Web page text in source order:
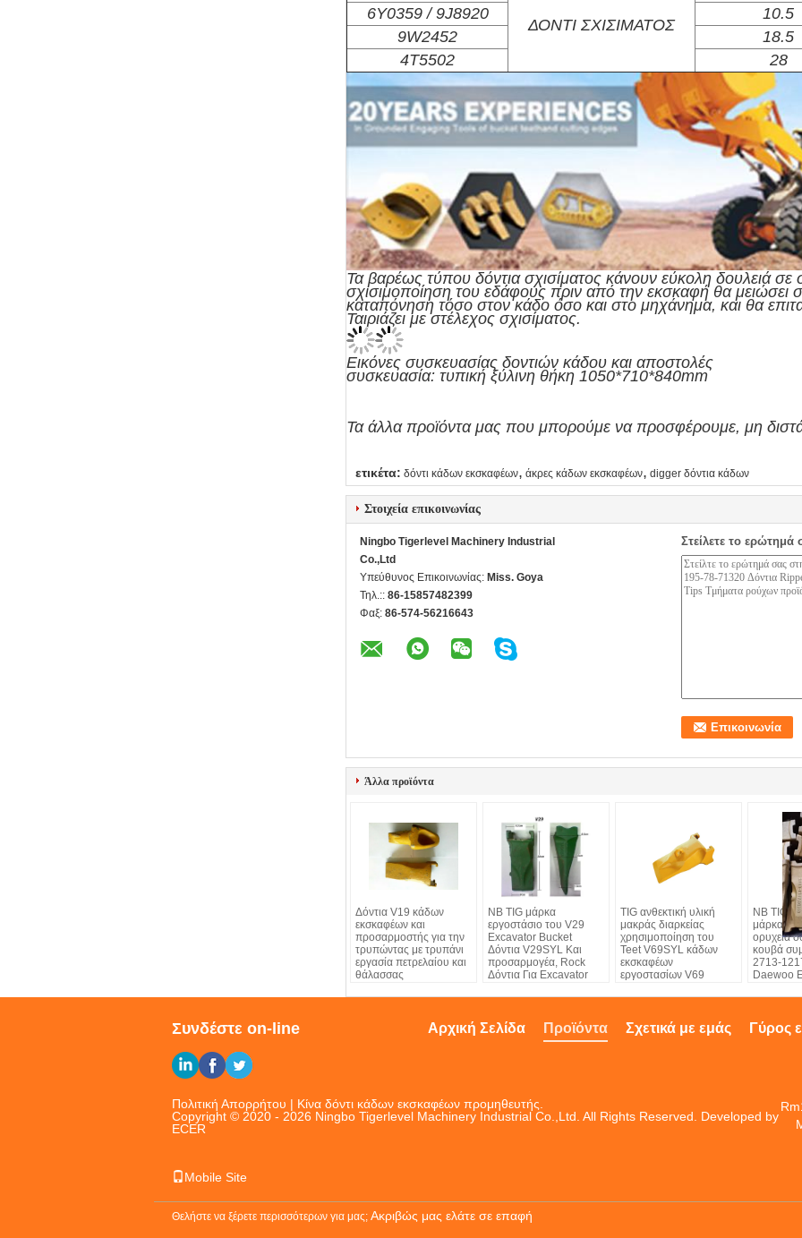
ΔΟΝΤΙ ΣΧΙΣΙΜΑΤΟΣ
6Y0359 / 9J8920
10.5
9W2452
18.5
4T5502
28
Τα βαρέως τύπου δόντια σχισίματος κάνουν εύκολη δουλειά
σχισιμοποίηση του εδάφους πριν από την εκσκαφή θα μειώσει
καταπόνηση τόσο στον κάδο όσο και στο μηχάνημα, και θα
Ταιριάζει με στέλεχος σχισίματος.
Εικόνες συσκευασίας δοντιών κάδου και αποστολές
συσκευασία: τυπική ξύλινη θήκη 1050*710*840mm
Τα άλλα προϊόντα μας που μπορούμε να προσφέρουμε, μη
ετικέτα: δόντι κάδων εκσκαφέων, άκρες κάδων εκσκαφέων, digger δόντια κάδων
Στοιχεία επικοινωνίας
Ningbo Tigerlevel Machinery Industrial
Co.,Ltd
Υπεύθυνος Επικοινωνίας: Miss. Goya
Τηλ.:: 86-15857482399
Φαξ: 86-574-56216643
Στείλετε το
Άλλα προϊόντα
Δόντια V19 κάδων
εκσκαφέων και
προσαρμοστής για την
τρυπώντας με τρυπάνι
εργασία πετρελαίου και
θάλασσας
NB TIG μάρκα
εργοστάσιο του V29
Excavator Bucket
Δόντια V29SYL Και
προσαρμογέα, Rock
Δόντια Για Excavator
TIG ανθεκτική υλική
μακράς διαρκείας
χρησιμοποίηση του
Teet V69SYL κάδων
εκσκαφέων
εργοστασίων V69
NB TIG®
μάρκας
ορυχεία
κουβά
2713-
Daewoo
Συνδέστε on-line Γύρος
Σχετικά με εμάς
Προϊόντα
Αρχική Σελίδα
Πολιτική Απορρήτου | Κίνα δόντι κάδων εκσκαφέων προμηθευτής.
Copyright © 2020 - 2026 Ningbo Tigerlevel Machinery Industrial Co.,Ltd. All Rights Reserved. Developed by
ECER
Mobile Site
Θελήστε να ξέρετε περισσότερων για μας; Ακριβώς μας ελάτε σε επαφή